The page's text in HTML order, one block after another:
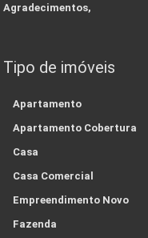
Agradecimentos,
Tipo de imóveis
Apartamento
Apartamento Cobertura
Casa
Casa Comercial
Empreendimento Novo
Fazenda